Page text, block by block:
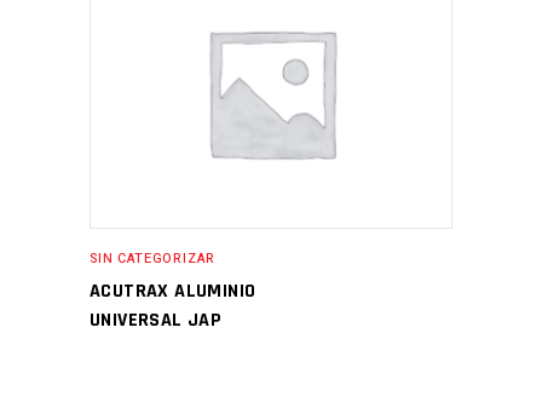
SIN CATEGORIZAR
ACUTRAX ALUMINIO
UNIVERSAL JAP